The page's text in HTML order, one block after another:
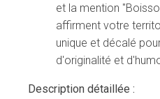
et la mention
affirment votre
unique et décalé
d'originalité et
Description détaillée :